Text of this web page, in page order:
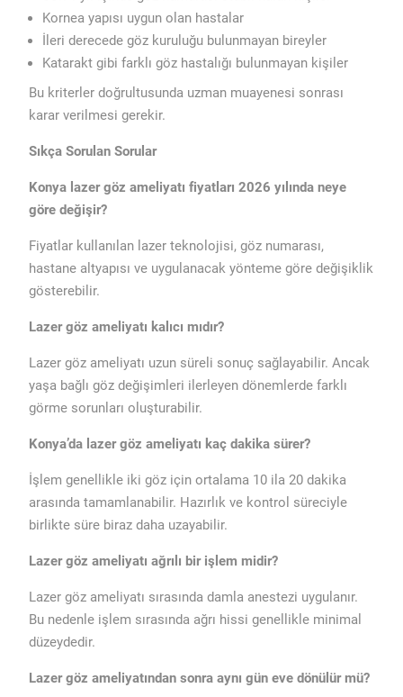
Kornea yapısı uygun olan hastalar
İleri derecede göz kuruluğu bulunmayan bireyler
Katarakt gibi farklı göz hastalığı bulunmayan kişiler
Bu kriterler doğrultusunda uzman muayenesi sonrası
karar verilmesi gerekir.
Sıkça Sorulan Sorular
Konya lazer göz ameliyatı fiyatları 2026 yılında neye
göre değişir?
Fiyatlar kullanılan lazer teknolojisi, göz numarası,
hastane altyapısı ve uygulanacak yönteme göre değişiklik
gösterebilir.
Lazer göz ameliyatı kalıcı mıdır?
Lazer göz ameliyatı uzun süreli sonuç sağlayabilir. Ancak
yaşa bağlı göz değişimleri ilerleyen dönemlerde farklı
görme sorunları oluşturabilir.
Konya’da lazer göz ameliyatı kaç dakika sürer?
İşlem genellikle iki göz için ortalama 10 ila 20 dakika
arasında tamamlanabilir. Hazırlık ve kontrol süreciyle
birlikte süre biraz daha uzayabilir.
Lazer göz ameliyatı ağrılı bir işlem midir?
Lazer göz ameliyatı sırasında damla anestezi uygulanır.
Bu nedenle işlem sırasında ağrı hissi genellikle minimal
düzeydedir.
Lazer göz ameliyatından sonra aynı gün eve dönülür mü?